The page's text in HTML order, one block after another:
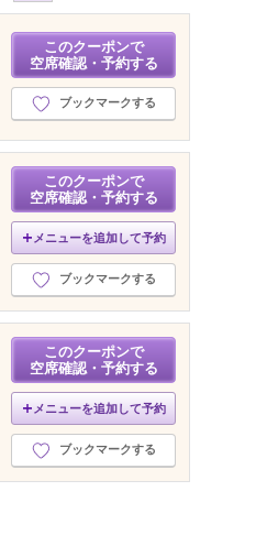
このクーポンで
空席確認・予約する
ブックマークする
このクーポンで
空席確認・予約する
メニューを追加して予約
ブックマークする
このクーポンで
空席確認・予約する
メニューを追加して予約
ブックマークする